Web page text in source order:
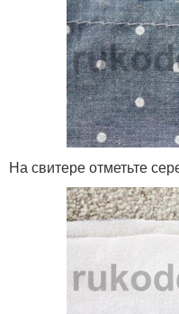
На свитере отметьте